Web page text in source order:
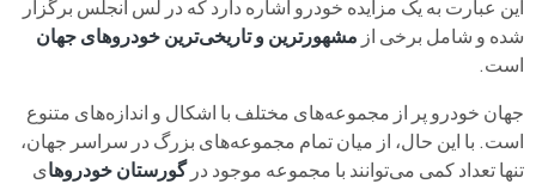
این عبارت به یک مزایده خودرو اشاره دارد که در لس آنجلس برگزار
شده و شامل برخی از مشهورترین و تاریخی‌ترین خودروهای جهان
است.
جهان خودرو پر از مجموعه‌های مختلف با اشکال و اندازه‌های متنوع
است. با این حال، از میان تمام مجموعه‌های بزرگ در سراسر جهان،
تنها تعداد کمی می‌توانند با مجموعه موجود درگورستان خودروهای